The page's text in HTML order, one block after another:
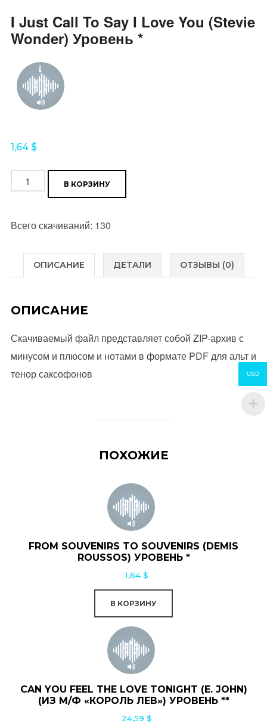
I Just Call To Say I Love You (Stevie
Wonder) Уровень *
1,64 $
Количество
товара
Just
Say
Love
(Stevie
Wonder)
Уровень
В КОРЗИНУ
Всего скачиваний: 130
ОПИСАНИЕ ДЕТАЛИ ОТЗЫВЫ (0)
ОПИСАНИЕ
Скачиваемый файл представляет собой ZIP-архив с
минусом и плюсом и нотами в формате PDF для альт и
тенор саксофонов
ПОХОЖИЕ
FROM SOUVENIRS TO SOUVENIRS (DEMIS
ROUSSOS) УРОВЕНЬ *
1,64 $
В КОРЗИНУ
CAN YOU FEEL THE LOVE TONIGHT (E. JOHN)
(ИЗ М/Ф «КОРОЛЬ ЛЕВ») УРОВЕНЬ **
24,59 $
вариаций.
USD